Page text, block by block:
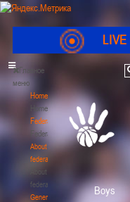
LIVE
Главное
меню
Home
Home
Federation
Federation
About
federation
About
federation
General
Boys